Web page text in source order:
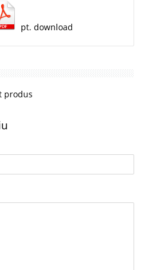
pt. download
produs